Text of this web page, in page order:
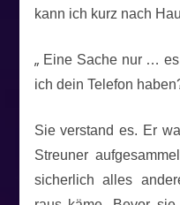
kann ich kurz nach
„ Eine Sache nur …
ich dein Telefon
Sie verstand es. Er
Streuner
sicherlich alles